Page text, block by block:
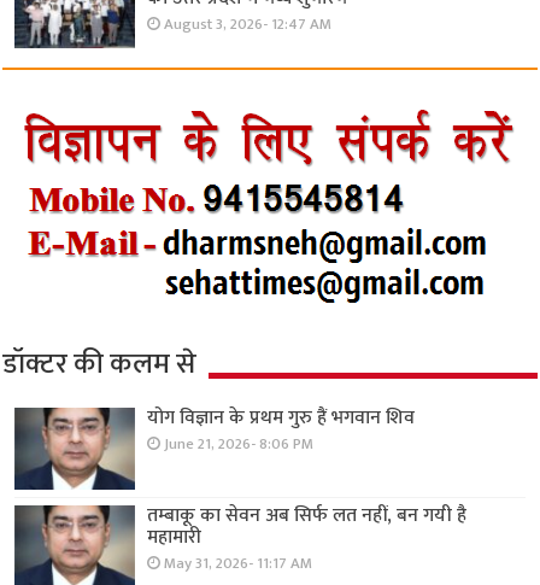
August 3, 2026- 12:47 AM
डॉक्टर की कलम से
योग विज्ञान के प्रथम गुरु हैं भगवान शिव
June 21, 2026- 8:06 PM
तम्बाकू का सेवन अब सिर्फ लत नहीं, बन गयी है
महामारी
May 31, 2026- 11:17 AM